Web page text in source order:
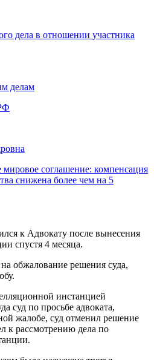
дела в отношении участника
делам
соглашение: компенсация
снижена более чем на 5
к Адвокату после вынесения
спустя 4 месяца.
обжалование решения суда,
инстанцией
суд по просьбе адвоката,
жалобе, суд отменил решение
к рассмотрению дела по